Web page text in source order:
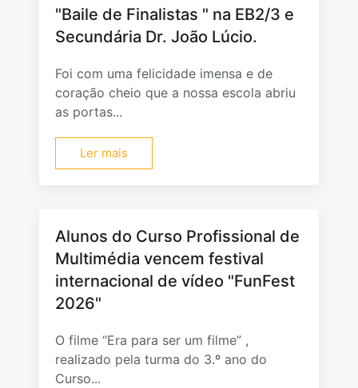
"Baile de Finalistas " na EB2/3 e
Secundária Dr. João Lúcio.
Foi com uma felicidade imensa e de
coração cheio que a nossa escola abriu
as portas...
Ler mais
Alunos do Curso Profissional de
Multimédia vencem festival
internacional de vídeo "FunFest
2026"
O filme “Era para ser um filme” ,
realizado pela turma do 3.º ano do
Curso...